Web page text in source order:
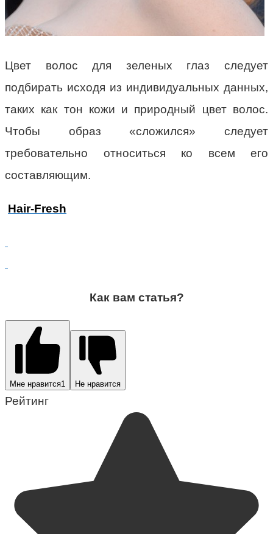
Цвет волос для зеленых глаз следует
подбирать исходя из индивидуальных данных,
таких как тон кожи и природный цвет волос.
Чтобы образ «сложился» следует
требовательно относиться ко всем его
составляющим.
Hair-Fresh
Как вам статья?
Мне нравится1 Не нравится
Рейтинг